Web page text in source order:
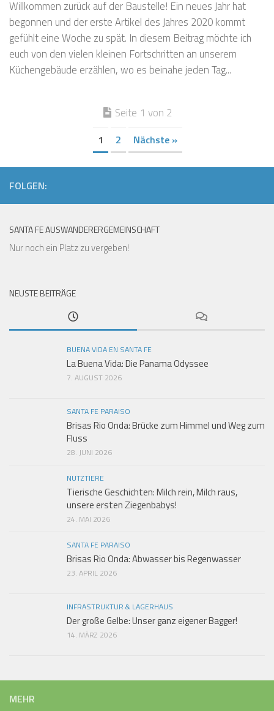
Willkommen zurück auf der Baustelle! Ein neues Jahr hat
begonnen und der erste Artikel des Jahres 2020 kommt
gefühlt eine Woche zu spät. In diesem Beitrag möchte ich
euch von den vielen kleinen Fortschritten an unserem
Küchengebäude erzählen, wo es beinahe jeden Tag...
Seite 1 von 2
1 2 Nächste »
FOLGEN:
SANTA FE AUSWANDERERGEMEINSCHAFT
Nur noch ein Platz zu vergeben!
NEUSTE BEITRÄGE
BUENA VIDA EN SANTA FE
La Buena Vida: Die Panama Odyssee
7. AUGUST 2026
SANTA FE PARAISO
Brisas Rio Onda: Brücke zum Himmel und Weg zum
Fluss
28. JUNI 2026
NUTZTIERE
Tierische Geschichten: Milch rein, Milch raus,
unsere ersten Ziegenbabys!
24. MAI 2026
SANTA FE PARAISO
Brisas Rio Onda: Abwasser bis Regenwasser
23. APRIL 2026
INFRASTRUKTUR & LAGERHAUS
Der große Gelbe: Unser ganz eigener Bagger!
14. MÄRZ 2026
MEHR